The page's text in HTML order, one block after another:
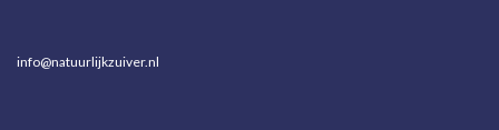
info@natuurlijkzuiver.nl